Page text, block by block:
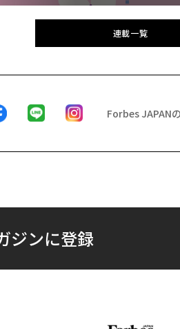
連載一覧
Forbes JAPAN
ジンに登録